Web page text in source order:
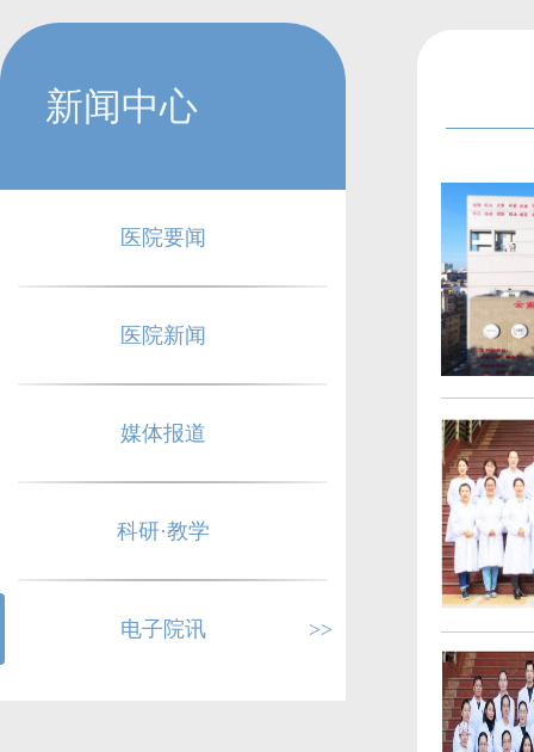
新闻中心
医院要闻
医院新闻
媒体报道
科研·教学
电子院讯 >>